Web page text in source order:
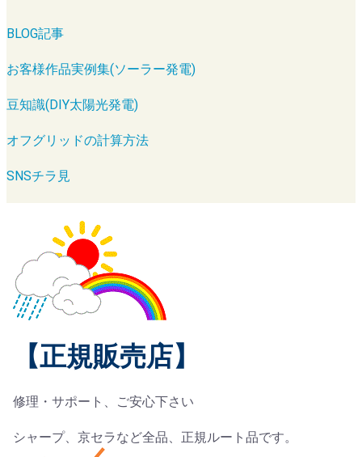
BLOG記事
お客様作品実例集(ソーラー発電)
豆知識(DIY太陽光発電)
オフグリッドの計算方法
SNSチラ見
【正規販売店】
修理・サポート、ご安心下さい
シャープ、京セラなど全品、正規ルート品です。